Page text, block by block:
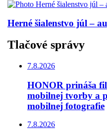
Herné šialenstvo júl –
Tlačové správy
7.8.2026
HONOR prináša
mobilnej tvorby a
mobilnej fotografie
7.8.2026